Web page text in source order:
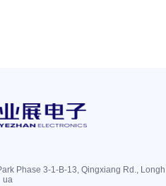
Phase 3-1-B-13, Qingxiang Rd., Longh
ua